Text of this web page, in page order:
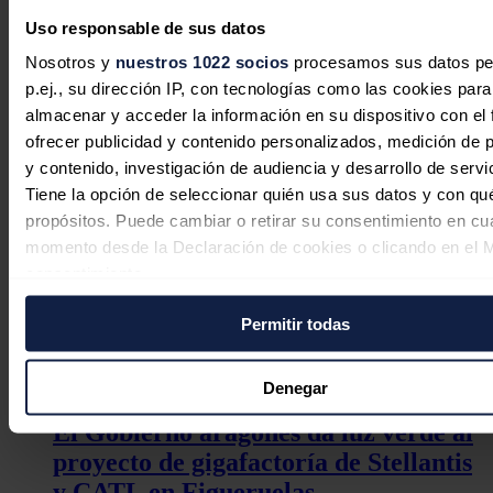
Uso responsable de sus datos
Nosotros y nuestros 1022 socios procesamos sus datos
p.ej., su dirección IP, con tecnologías como las cookies para
almacenar y acceder la información en su dispositivo con el
ofrecer publicidad y contenido personalizados, medición de
y contenido, investigación de audiencia y desarrollo de
Tiene la opción de seleccionar quién usa sus datos y con
propósitos. Puede cambiar o retirar su consentimiento en
momento desde la Declaración de cookies o clicando en el
Si lo permite, también quisiéramos:
Recopilar información sobre su ubicación geográfica
puede tener una precisión de varios metros
Identificar su dispositivo analizándolo activamente
características específicas (huellas digitales)
Obtenga más información sobre cómo se procesan sus
Permitir todas
Denegar
medio (Fiat Professional Scudo, Opel Vivaro, Peugeot Expert y
Citroën Jumpy).
Noticias relacionadas
MG dará a conocer sus modelos
eléctricos este martes en La Coruña
tras el desembarco de SAIC en Ferrol
El Gobierno aragonés da luz verde al
proyecto de gigafactoría de Stellantis